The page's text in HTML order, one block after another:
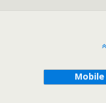
Mobile